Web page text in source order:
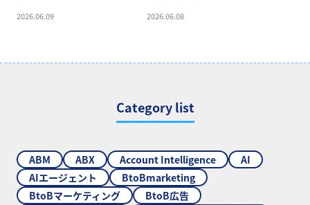
2026.06.09 2026.06.08
Category list
ABM ABX Account Intelligence
AI
AIエージェント
BtoBmarketing
BtoBマーケティング
BtoB広告